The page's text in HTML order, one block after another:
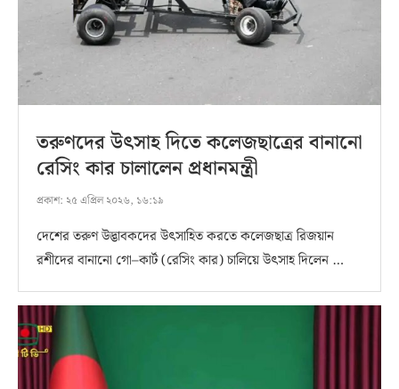
তরুণদের উৎসাহ দিতে কলেজছাত্রের বানানো
রেসিং কার চালালেন প্রধানমন্ত্রী
প্রকাশ: ২৫ এপ্রিল ২০২৬, ১৬:১৯
দেশের তরুণ উদ্ভাবকদের উৎসাহিত করতে কলেজছাত্র রিজয়ান
রশীদের বানানো গো–কার্ট (রেসিং কার) চালিয়ে উৎসাহ দিলেন …